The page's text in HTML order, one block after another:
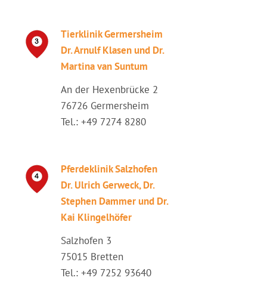
Tierklinik Germersheim
Dr. Arnulf Klasen und Dr.
Martina van Suntum
An der Hexenbrücke 2
76726 Germersheim
Tel.: +49 7274 8280
Pferdeklinik Salzhofen
Dr. Ulrich Gerweck, Dr.
Stephen Dammer und Dr.
Kai Klingelhöfer
Salzhofen 3
75015 Bretten
Tel.: +49 7252 93640